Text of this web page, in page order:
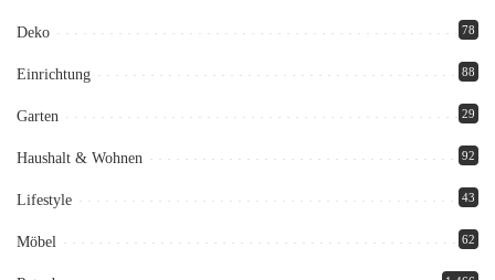
Deko 78
Einrichtung 88
Garten 29
Haushalt & Wohnen 92
Lifestyle 43
Möbel 62